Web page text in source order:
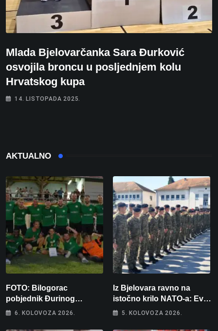
Mlada Bjelovarčanka Sara Đurković
osvojila broncu u posljednjem kolu
Hrvatskog kupa
14. LISTOPADA 2025.
AKTUALNO
FOTO: Bilogorac
pobjednik Đurinog
memorijala
6. KOLOVOZA 2026.
Iz Bjelovara ravno na
istočno krilo NATO-a: Evo
kamo odlazi 82 hrvatska
5. KOLOVOZA 2026.